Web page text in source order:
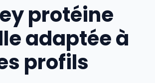
protéine
adaptée à
profils